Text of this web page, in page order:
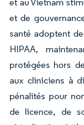
et de
santé adoptent
HIPAA,
protégées hors
aux cliniciens à
pénalités pour
de licence, de